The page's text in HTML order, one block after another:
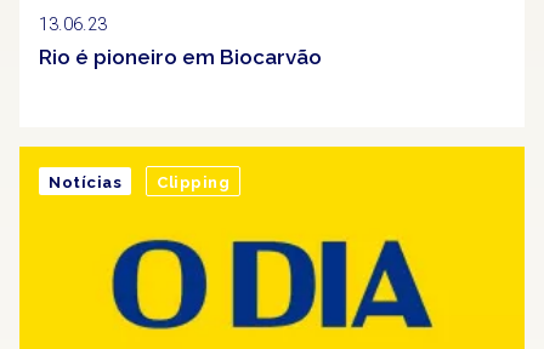
13.06.23
Rio é pioneiro em Biocarvão
Notícias Clipping